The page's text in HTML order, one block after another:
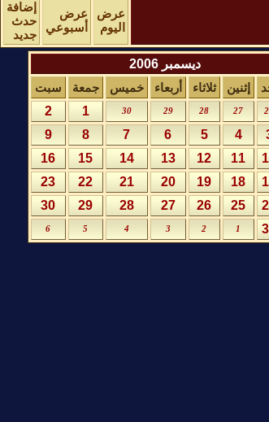
عرض
اليوم
عرض
أسبوعي
إضافة
حدث
جديد
ديسمبر 2006
إثنين ثلاثاء أربعاء خميس جمعة
سبت
27
28
29
30
1
2
4
5
6
7
8
9
11
12
13
14
15
16
18
19
20
21
22
23
25
26
27
28
29
30
1
2
3
4
5
6